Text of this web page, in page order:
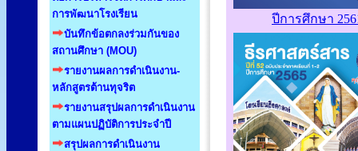
การพัฒนาโรงเรียน
บันทึกข้อตกลงร่วมกันของ
สถานศึกษา (MOU)
รายงานผลการดำเนินงาน-
หลักสูตรต้านทุจริต
รายงานสรุปผลการดำเนินงาน
ตามแผนปฏิบัติการประจำปี
สรุปผลการดำเนินงาน
ปีการศึกษา